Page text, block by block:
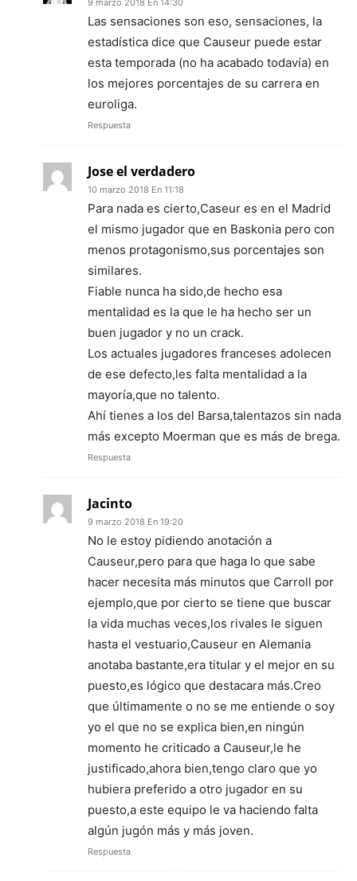
9 marzo 2018 En 14:30
Las sensaciones son eso, sensaciones, la
estadística dice que Causeur puede estar
esta temporada (no ha acabado todavía) en
los mejores porcentajes de su carrera en
euroliga.
Respuesta
Jose el verdadero
10 marzo 2018 En 11:18
Para nada es cierto,Caseur es en el Madrid
el mismo jugador que en Baskonia pero con
menos protagonismo,sus porcentajes son
similares.
Fiable nunca ha sido,de hecho esa
mentalidad es la que le ha hecho ser un
buen jugador y no un crack.
Los actuales jugadores franceses adolecen
de ese defecto,les falta mentalidad a la
mayoría,que no talento.
Ahí tienes a los del Barsa,talentazos sin nada
más excepto Moerman que es más de brega.
Respuesta
Jacinto
9 marzo 2018 En 19:20
No le estoy pidiendo anotación a
Causeur,pero para que haga lo que sabe
hacer necesita más minutos que Carroll por
ejemplo,que por cierto se tiene que buscar
la vida muchas veces,los rivales le siguen
hasta el vestuario,Causeur en Alemania
anotaba bastante,era titular y el mejor en su
puesto,es lógico que destacara más.Creo
que últimamente o no se me entiende o soy
yo el que no se explica bien,en ningún
momento he criticado a Causeur,le he
justificado,ahora bien,tengo claro que yo
hubiera preferido a otro jugador en su
puesto,a este equipo le va haciendo falta
algún jugón más y más joven.
Respuesta